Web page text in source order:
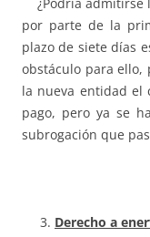
¿Podría admitirse
por parte de la
plazo de siete días
obstáculo para ello,
la nueva entidad el
pago, pero ya se
subrogación que
Derecho a